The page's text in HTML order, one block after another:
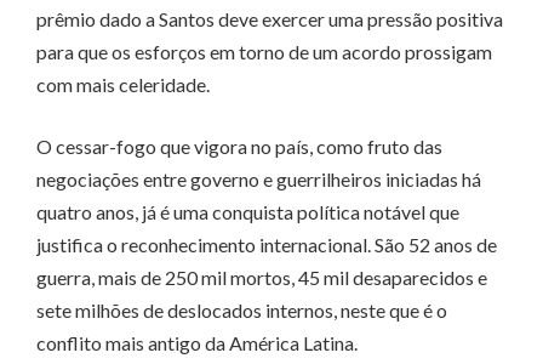
prêmio dado a Santos deve exercer uma pressão positiva
para que os esforços em torno de um acordo prossigam
com mais celeridade.
O cessar-fogo que vigora no país, como fruto das
negociações entre governo e guerrilheiros iniciadas há
quatro anos, já é uma conquista política notável que
justifica o reconhecimento internacional. São 52 anos de
guerra, mais de 250 mil mortos, 45 mil desaparecidos e
sete milhões de deslocados internos, neste que é o
conflito mais antigo da América Latina.